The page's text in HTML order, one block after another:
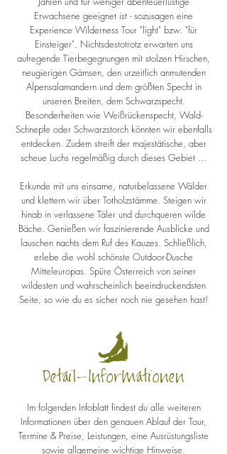
Erwachsene geeignet ist - sozusagen eine
Experience Wilderness Tour "light" bzw. "für
Einsteiger". Nichtsdestotrotz erwarten uns
aufregende Tierbegegnungen mit stolzen Hirschen,
neugierigen Gämsen, den urzeitlich anmutenden
Alpensalamandern und dem größten Specht in
unseren Breiten, dem Schwarzspecht.
Besonderheiten wie Weißrückenspecht, Wald-
Schnepfe oder Schwarzstorch könnten wir ebenfalls
entdecken. Zudem streift der majestätische, aber
scheue Luchs regelmäßig durch dieses Gebiet ...
Erkunde mit uns einsame, naturbelassene Wälder
und klettern wir über Totholzstämme. Steigen wir
hinab in verlassene Täler und durchqueren wilde
Bäche. Genießen wir faszinierende Ausblicke und
lauschen nachts dem Ruf des Kauzes. Schließlich,
erlebe die wohl schönste Outdoor-Dusche
Mitteleuropas. Spüre Österreich von seiner
wildesten und wahrscheinlich beeindruckendsten
Seite, so wie du es sicher noch nie gesehen hast!
Detail-Informationen
Im folgenden Infoblatt findest du alle weiteren
Informationen über den genauen Ablauf der Tour,
Termine & Preise, Leistungen, eine Ausrüstungsliste
sowie allgemeine wichtige Hinweise.